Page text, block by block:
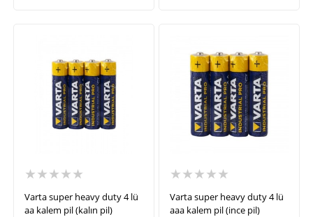
★★★★★
Varta super heavy duty 4 lü
aa kalem pil (kalın pil)
★★★★★
Varta super heavy duty 4 lü
aaa kalem pil (ince pil)